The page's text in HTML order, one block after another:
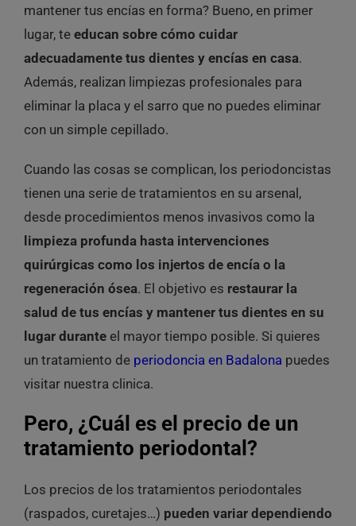
mantener tus encías en forma? Bueno, en primer
lugar, te educan sobre cómo cuidar
adecuadamente tus dientes y encías en casa.
Además, realizan limpiezas profesionales para
eliminar la placa y el sarro que no puedes eliminar
con un simple cepillado.
Cuando las cosas se complican, los periodoncistas
tienen una serie de tratamientos en su arsenal,
desde procedimientos menos invasivos como la
limpieza profunda hasta intervenciones
quirúrgicas como los injertos de encía o la
regeneración ósea. El objetivo es restaurar la
salud de tus encías y mantener tus dientes en su
lugar durante el mayor tiempo posible. Si quieres
un tratamiento de periodoncia en Badalona puedes
visitar nuestra clinica.
Pero, ¿Cuál es el precio de un
tratamiento periodontal?
Los precios de los tratamientos periodontales
(raspados, curetajes…) pueden variar dependiendo